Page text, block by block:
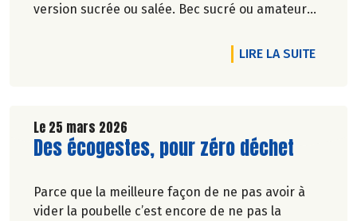
version sucrée ou salée. Bec sucré ou amateur
répondons à toutes les envies et tous les modes
de vie. Du choix, du goût, de la qualité… pour
LIRE LA SUITEDE
Le 25 mars 2026
Lire la suite de l'article
Des écogestes, pour zéro déchet
Parce que la meilleure façon de ne pas avoir à
vider la poubelle c’est encore de ne pas la